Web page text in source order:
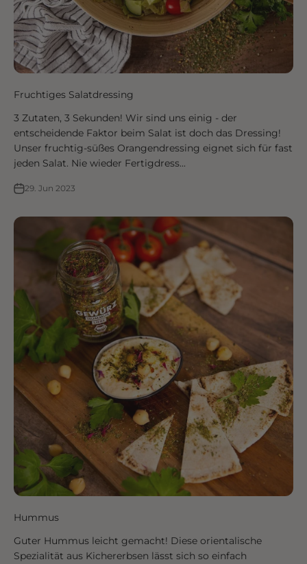
Fruchtiges Salatdressing
3 Zutaten, 3 Sekunden! Wir sind uns einig - der
entscheidende Faktor beim Salat ist doch das Dressing!
Unser fruchtig-süßes Orangendressing eignet sich für fast
jeden Salat. Nie wieder Fertigdress...
29. Jun 2023
Hummus
Guter Hummus leicht gemacht! Diese orientalische
Spezialität aus Kichererbsen lässt sich so einfach